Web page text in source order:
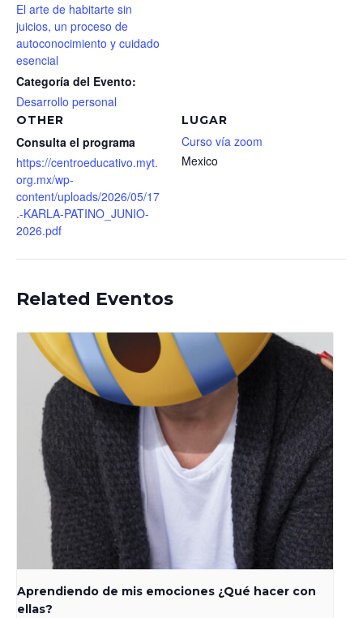
El arte de habitarte sin
juicios, un proceso de
autoconocimiento y cuidado
esencial
Categoría del Evento:
Desarrollo personal
LUGAR
Curso vía zoom
Mexico
OTHER
Consulta el programa
https://centroeducativo.myt.
org.mx/wp-
content/uploads/2026/05/17
.-KARLA-PATINO_JUNIO-
2026.pdf
Related Eventos
Aprendiendo de mis emociones ¿Qué hacer con
ellas?